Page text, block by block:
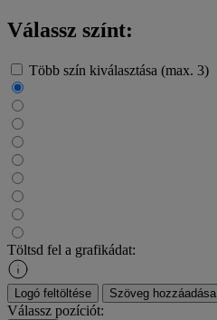
Válassz színt:
Több szín kiválasztása (max. 3)
Töltsd fel a grafikádat:
Logó feltöltése Szöveg hozzáadása
Válassz pozíciót: